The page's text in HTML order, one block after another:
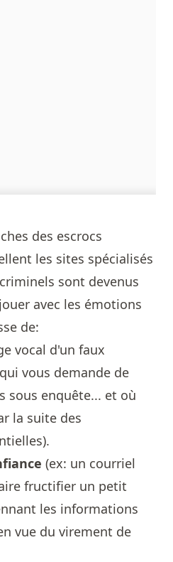
des escrocs
les sites spécialisés
sont devenus
avec les émotions
de:
vocal d'un faux
vous demande de
sous enquête... et où
la suite des
(ex: un courriel
fructifier un petit
les informations
vue du virement de